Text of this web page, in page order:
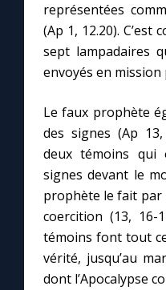
représentées
(Ap 1, 12.20). C’est
sept lampadaires
envoyés en
Le faux prophète
des signes (Ap
deux témoins qui
signes devant le
prophète le fait par
coercition (13, 16-
témoins font tout
vérité, jusqu’au
dont l’Apocalypse